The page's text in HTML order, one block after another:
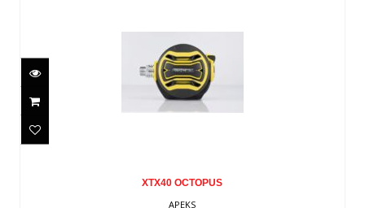
XTX40 OCTOPUS
$469.95
XTX40 OCTOPUS
APEKS